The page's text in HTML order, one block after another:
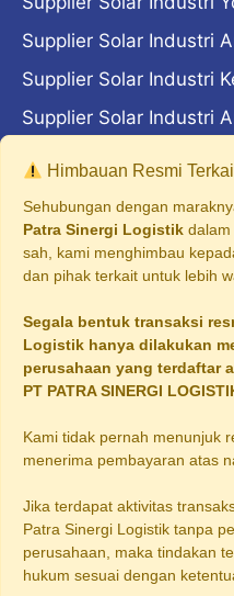
Supplier Solar Industri
Supplier Solar Industri
Supplier Solar Industri
Supplier Solar Industri
Supplier Solar Industri
Supplier Solar Industri
Supplier Solar Industri
Supplier Solar Industri
Supplier Solar Industri
Supplier Solar Industri
Supplier Solar Industri
Himbauan Resmi
Sehubungan dengan
Patra Sinergi Logistik dalam
sah, kami menghimbau
dan pihak terkait untuk lebih
Segala bentuk transaksi
Logistik hanya dilakukan
perusahaan yang terdaftar
PT PATRA SINERGI
Kami tidak pernah menunjuk
menerima pembayaran atas
Jika terdapat aktivitas
Patra Sinergi Logistik tanpa
perusahaan, maka tindakan
hukum sesuai dengan